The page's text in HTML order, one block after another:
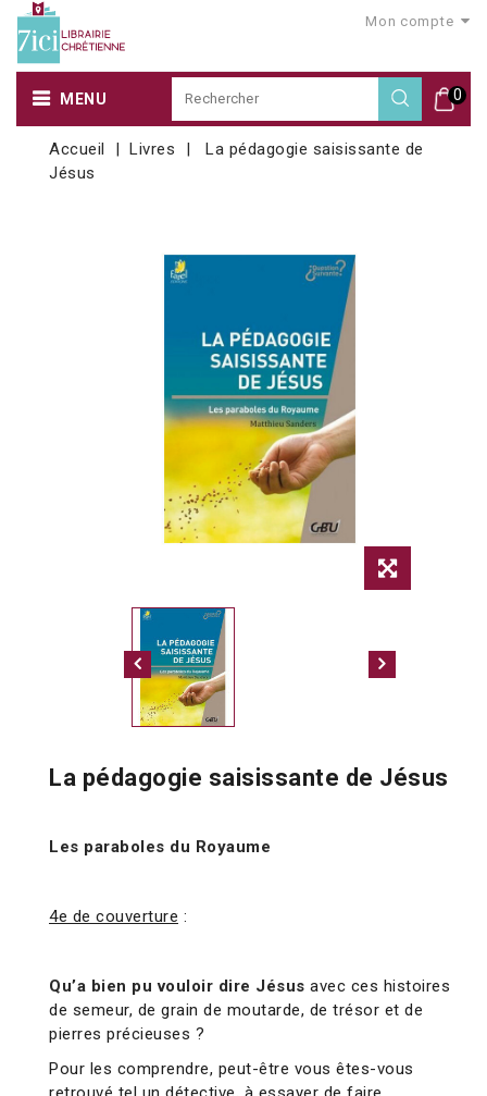
Mon compte
0
MENU
Accueil Livres
La pédagogie saisissante de
Jésus
La pédagogie saisissante de Jésus
Les paraboles du Royaume
4e de couverture :
Qu’a bien pu vouloir dire Jésus avec ces histoires
de semeur, de grain de moutarde, de trésor et de
pierres précieuses ?
Pour les comprendre, peut-être vous êtes-vous